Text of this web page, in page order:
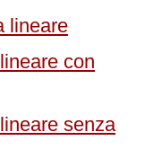
lineare
con
senza